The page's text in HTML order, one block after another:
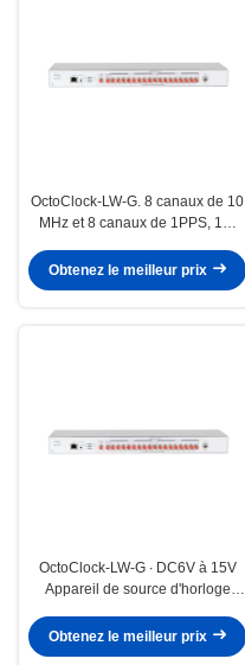
OctoClock-LW-G. 8 canaux de 10
MHz et 8 canaux de 1PPS, 1U,
canaux
Obtenez le meilleur prix
OctoClock-LW-G ∙ DC6V à 15V
Appareil de source d'horloge
Obtenez le meilleur prix